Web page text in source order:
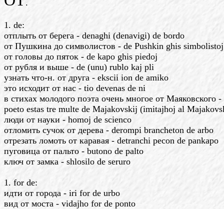
.
1. de:
отплыть от берега - denaghi (denavigi) de bordo
от Пушкина до символистов - de Pushkin ghis simbolistoj
от головы до пяток - de kapo ghis piedoj
от рубля и выше - de (unu) rublo kaj pli
узнать что-н. от друга - ekscii ion de amiko
это исходит от нас - tio devenas de ni
в стихах молодого поэта очень многое от Маяковского
poeto estas tre multe de Majakovskij (imitajhoj al
люди от науки - homoj de scienco
отломить сучок от дерева - derompi brancheton de arbo
отрезать ломоть от каравая - detranchi pecon de pankapo
пуговица от пальто - butono de palto
ключ от замка - shlosilo de seruro
1. for de:
идти от города - iri for de urbo
вид от моста - vidajho for de ponto